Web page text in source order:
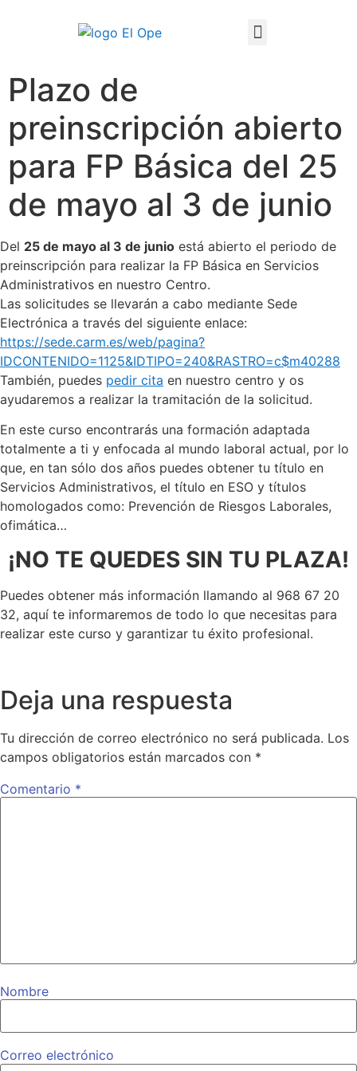
Plazo de
preinscripción abierto
para FP Básica del 25
de mayo al 3 de junio
Del 25 de mayo al 3 de junio está abierto el periodo de
preinscripción para realizar la FP Básica en Servicios
Administrativos en nuestro Centro.
Las solicitudes se llevarán a cabo mediante Sede
Electrónica a través del siguiente enlace:
https://sede.carm.es/web/pagina?
IDCONTENIDO=1125&IDTIPO=240&RASTRO=c$m40288
También, puedes pedir cita en nuestro centro y os
ayudaremos a realizar la tramitación de la solicitud.
En este curso encontrarás una formación adaptada
totalmente a ti y enfocada al mundo laboral actual, por lo
que, en tan sólo dos años puedes obtener tu título en
Servicios Administrativos, el título en ESO y títulos
homologados como: Prevención de Riesgos Laborales,
ofimática…
¡NO TE QUEDES SIN TU PLAZA!
Puedes obtener más información llamando al 968 67 20
32, aquí te informaremos de todo lo que necesitas para
realizar este curso y garantizar tu éxito profesional.
Deja una respuesta
Tu dirección de correo electrónico no será publicada. Los
campos obligatorios están marcados con *
Comentario *
Nombre
Correo electrónico